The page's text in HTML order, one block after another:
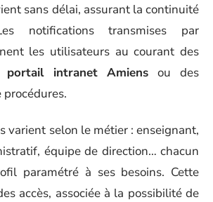
sans délai, assurant la continuité
notifications transmises par
les utilisateurs au courant des
portail intranet Amiens ou des
varient selon le métier : enseignant,
équipe de direction… chacun
paramétré à ses besoins. Cette
accès, associée à la possibilité de